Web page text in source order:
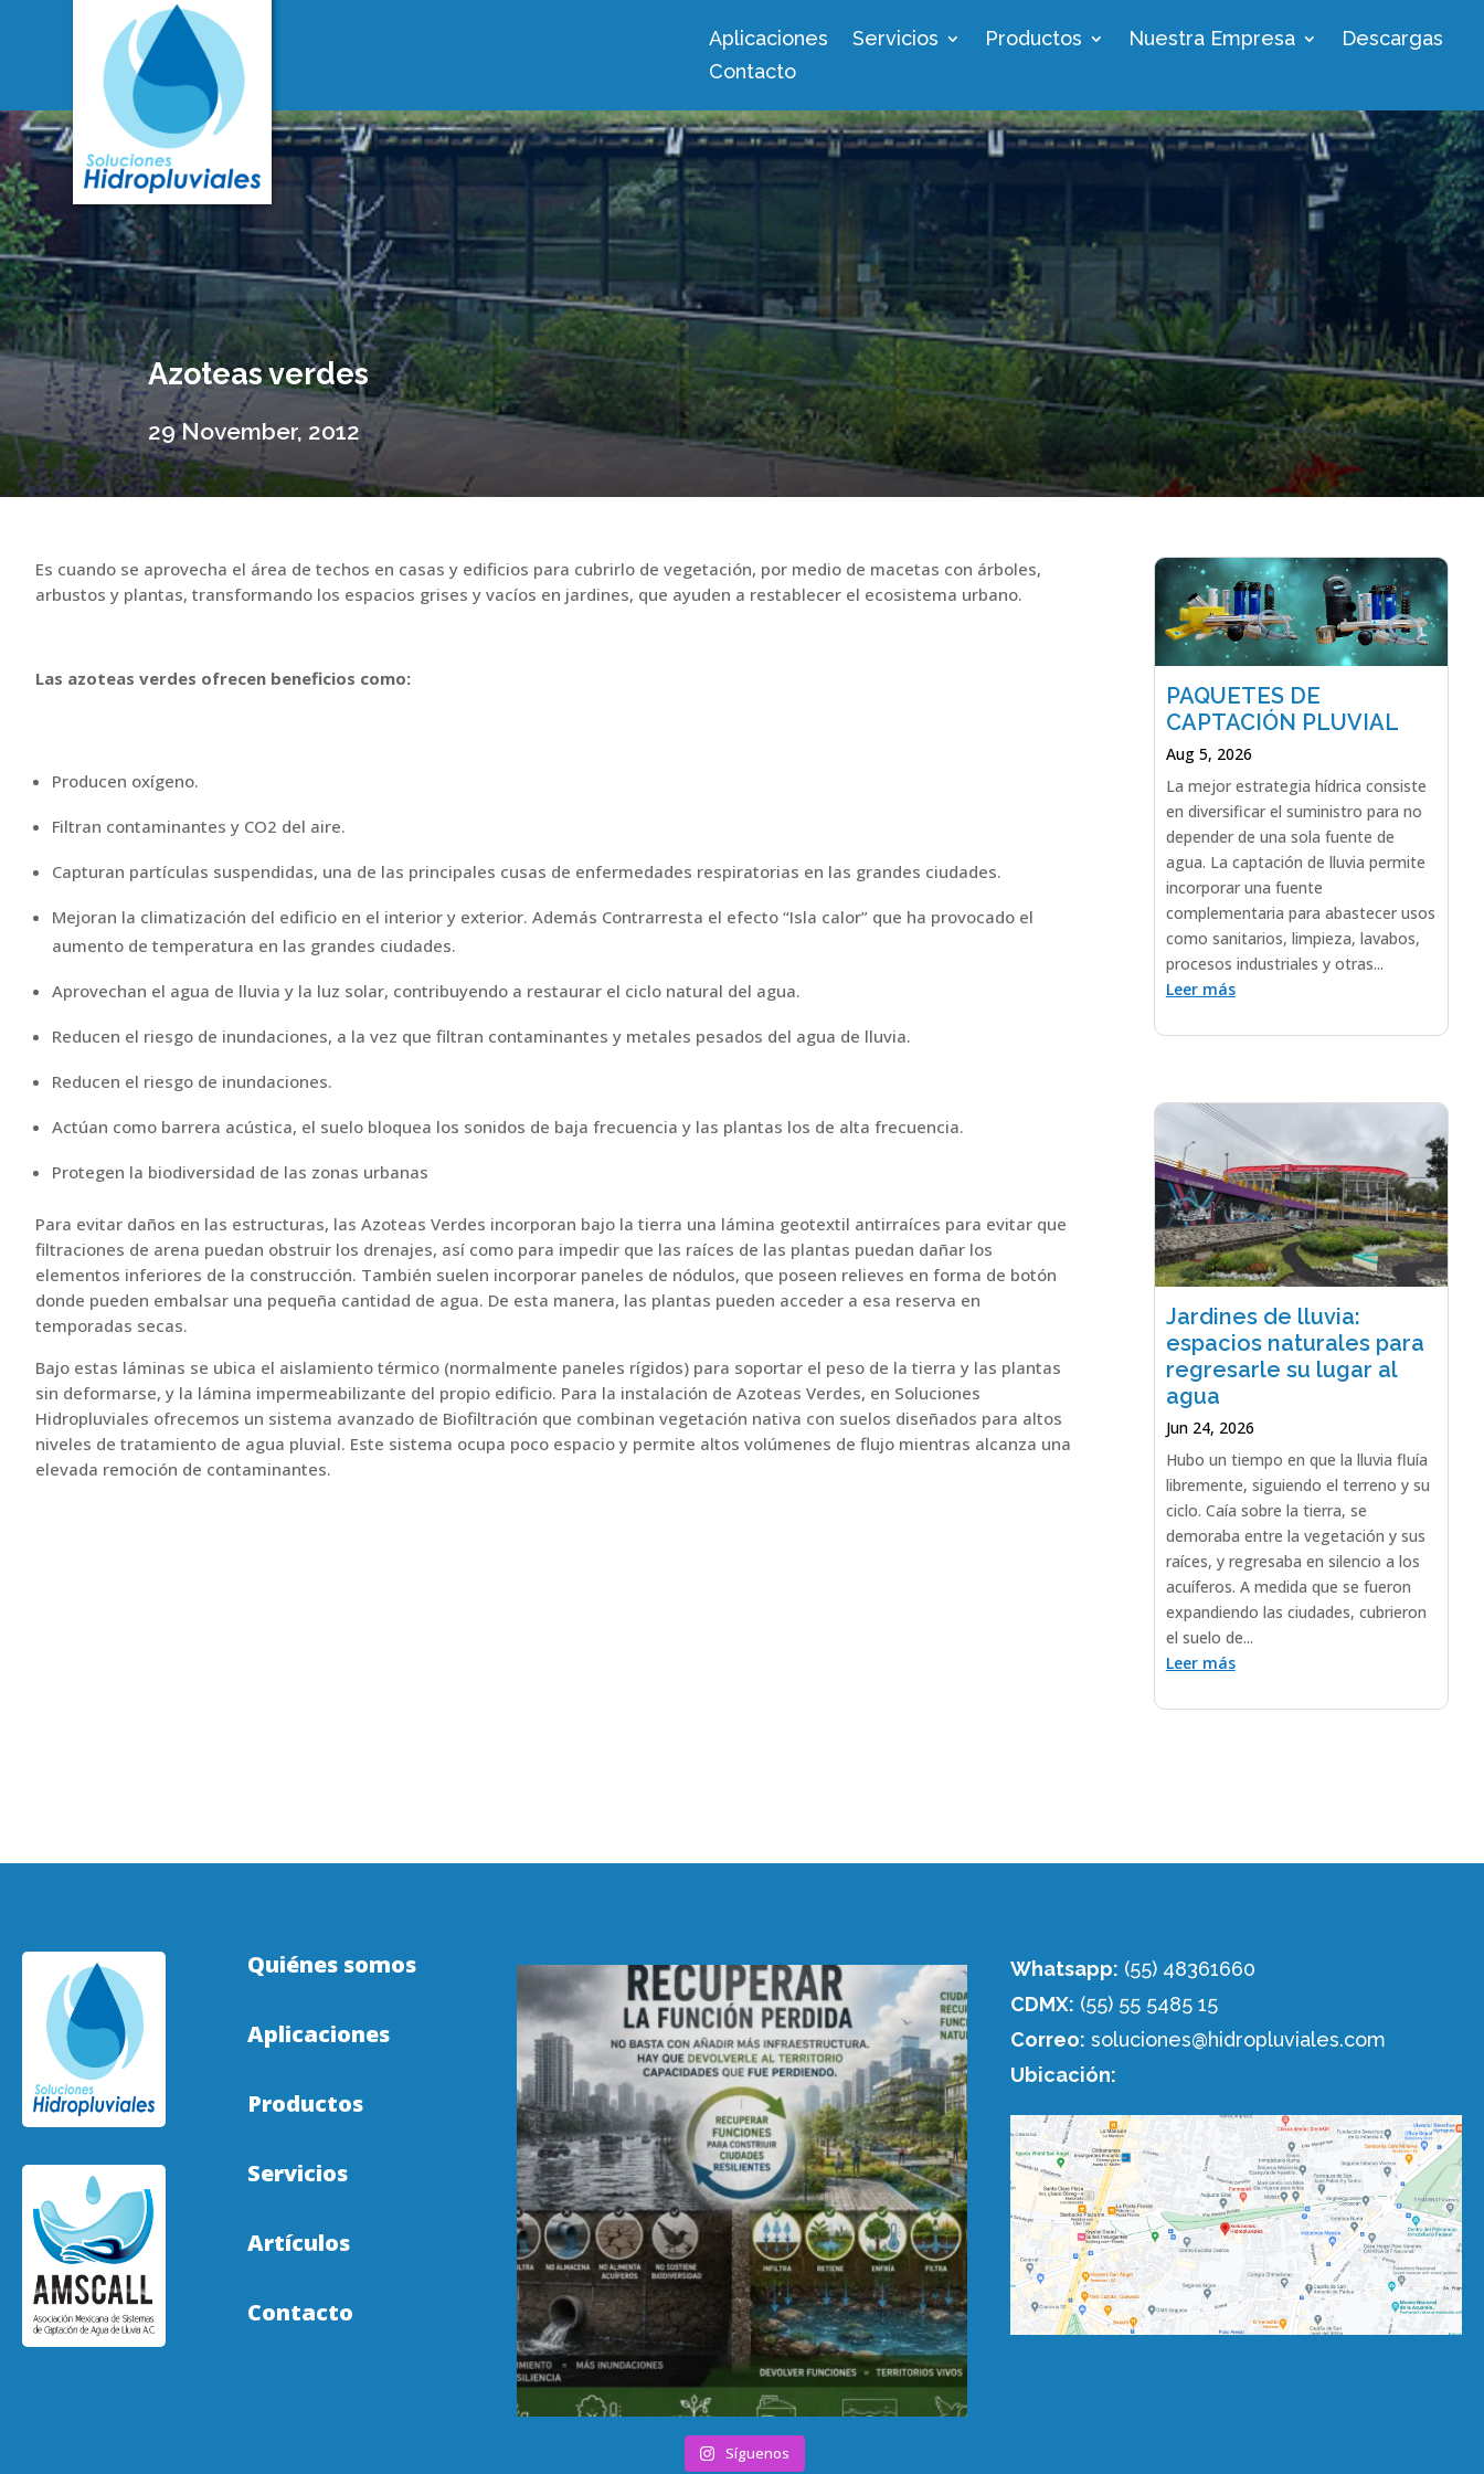
Aplicaciones Servicios Productos Nuestra Empresa
Descargas
Contacto
Azoteas verdes
29 November, 2012
Es cuando se aprovecha el área de techos en casas y edificios para cubrirlo de vegetación, por medio de macetas con árboles,
arbustos y plantas, transformando los espacios grises y vacíos en jardines, que ayuden a restablecer el ecosistema urbano.
Las azoteas verdes ofrecen beneficios como:
Producen oxígeno.
Filtran contaminantes y CO2 del aire.
Capturan partículas suspendidas, una de las principales cusas de enfermedades respiratorias en las grandes ciudades.
Mejoran la climatización del edificio en el interior y exterior. Además Contrarresta el efecto “Isla calor” que ha provocado el
aumento de temperatura en las grandes ciudades.
Aprovechan el agua de lluvia y la luz solar, contribuyendo a restaurar el ciclo natural del agua.
Reducen el riesgo de inundaciones, a la vez que filtran contaminantes y metales pesados del agua de lluvia.
Reducen el riesgo de inundaciones.
Actúan como barrera acústica, el suelo bloquea los sonidos de baja frecuencia y las plantas los de alta frecuencia.
Protegen la biodiversidad de las zonas urbanas
Para evitar daños en las estructuras, las Azoteas Verdes incorporan bajo la tierra una lámina geotextil antirraíces para evitar que
filtraciones de arena puedan obstruir los drenajes, así como para impedir que las raíces de las plantas puedan dañar los
elementos inferiores de la construcción. También suelen incorporar paneles de nódulos, que poseen relieves en forma de botón
donde pueden embalsar una pequeña cantidad de agua. De esta manera, las plantas pueden acceder a esa reserva en
temporadas secas.
Bajo estas láminas se ubica el aislamiento térmico (normalmente paneles rígidos) para soportar el peso de la tierra y las plantas
sin deformarse, y la lámina impermeabilizante del propio edificio. Para la instalación de Azoteas Verdes, en Soluciones
Hidropluviales ofrecemos un sistema avanzado de Biofiltración que combinan vegetación nativa con suelos diseñados para altos
niveles de tratamiento de agua pluvial. Este sistema ocupa poco espacio y permite altos volúmenes de flujo mientras alcanza una
elevada remoción de contaminantes.
PAQUETES DE
CAPTACIÓN PLUVIAL
Aug 5, 2026
La mejor estrategia hídrica consiste
en diversificar el suministro para no
depender de una sola fuente de
agua. La captación de lluvia permite
incorporar una fuente
complementaria para abastecer usos
como sanitarios, limpieza, lavabos,
procesos industriales y otras...
Leer más
Jardines de lluvia:
espacios naturales para
regresarle su lugar al
agua
Jun 24, 2026
Hubo un tiempo en que la lluvia fluía
libremente, siguiendo el terreno y su
ciclo. Caía sobre la tierra, se
demoraba entre la vegetación y sus
raíces, y regresaba en silencio a los
acuíferos. A medida que se fueron
expandiendo las ciudades, cubrieron
el suelo de...
Leer más
Quiénes somos
Aplicaciones
Productos
Servicios
Artículos
Contacto
Síguenos
Whatsapp: (55) 48361660
CDMX: (55) 55 5485 15
Correo: soluciones@hidropluviales.com
Ubicación: